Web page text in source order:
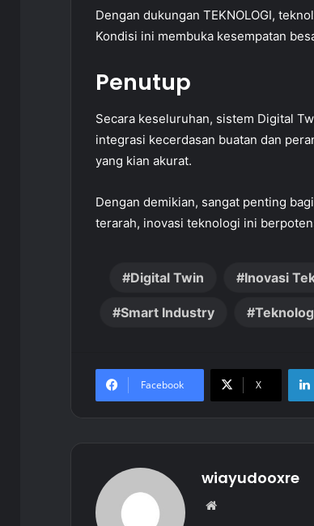
Dengan dukungan TEKNOLOGI,
Kondisi ini membuka kesempatan
Penutup
Secara keseluruhan, sistem Digital
integrasi kecerdasan buatan dan
yang kian akurat.
Dengan demikian, sangat penting
terarah, inovasi teknologi ini
Digital Twin Inovasi
Smart Industry
Facebook X
wiayudooxre